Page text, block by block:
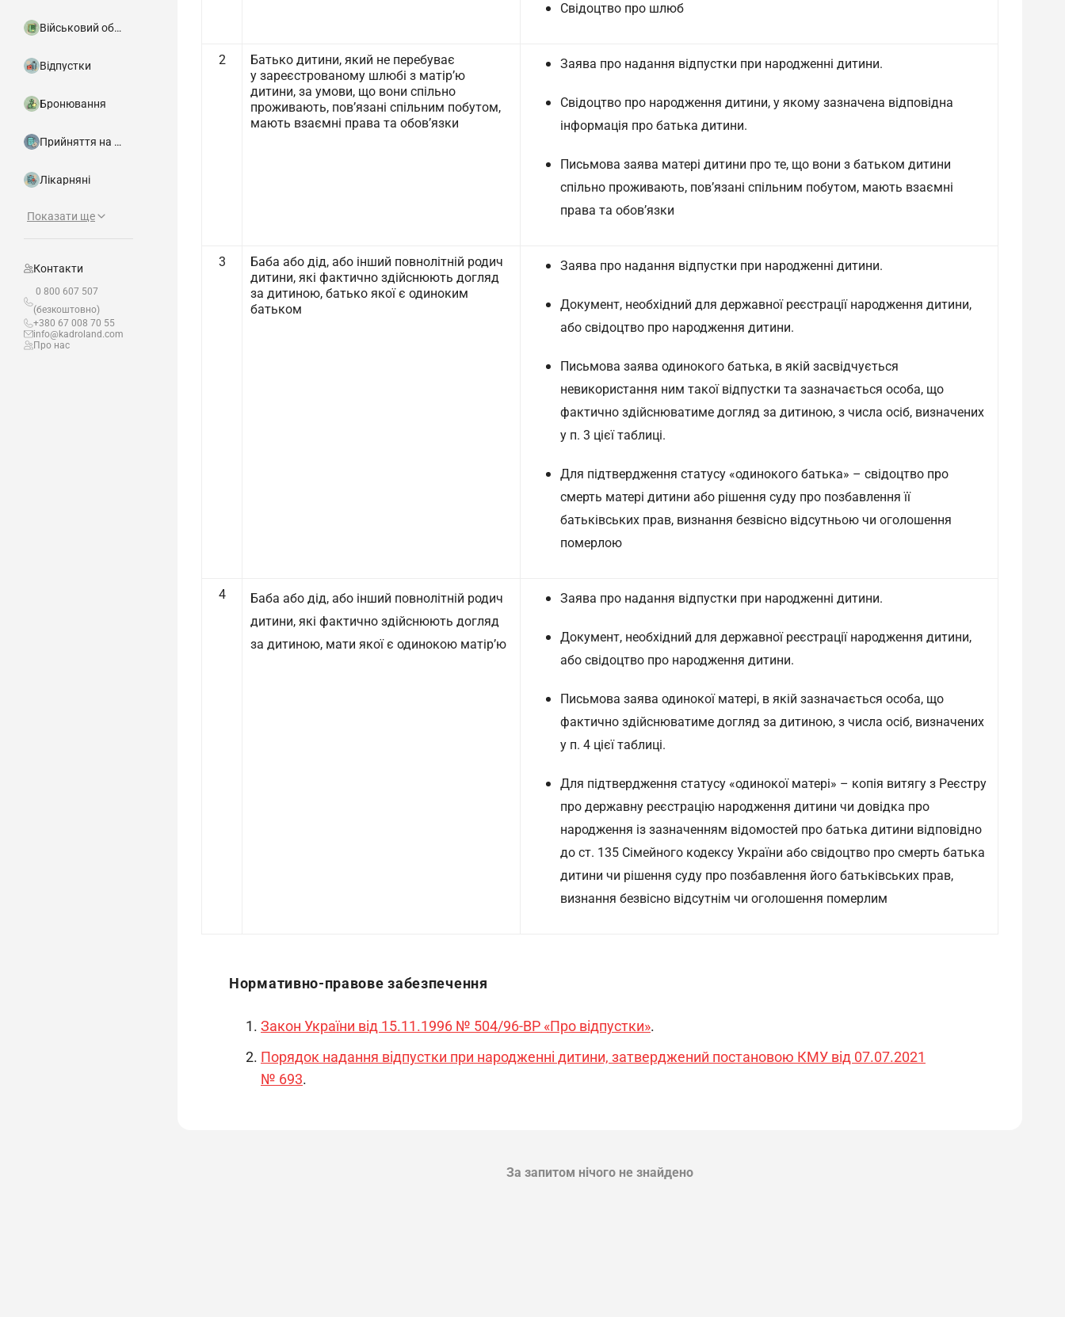
Військовий облік
Відпустки
Бронювання
Прийняття на роботу
Лікарняні
Показати ще
Контакти
0 800 607 507
(безкоштовно)
+380 67 008 70 55
info@kadroland.com
Про нас
Свідоцтво про шлюб
2
Батько дитини, який не перебуває
у зареєстрованому шлюбі з матір’ю
дитини, за умови, що вони спільно
проживають, пов’язані спільним побутом,
мають взаємні права та обов’язки
Заява про надання відпустки при народженні дитини.
Свідоцтво про народження дитини, у якому зазначена відповідна
інформація про батька дитини.
Письмова заява матері дитини про те, що вони з батьком дитини
спільно проживають, пов’язані спільним побутом, мають взаємні
права та обов’язки
3
Баба або дід, або інший повнолітній родич
дитини, які фактично здійснюють догляд
за дитиною, батько якої є одиноким
батьком
Заява про надання відпустки при народженні дитини.
Документ, необхідний для державної реєстрації народження дитини,
або свідоцтво про народження дитини.
Письмова заява одинокого батька, в якій засвідчується
невикористання ним такої відпустки та зазначається особа, що
фактично здійснюватиме догляд за дитиною, з числа осіб, визначених
у п. 3 цієї таблиці.
Для підтвердження статусу «одинокого батька» – свідоцтво про
смерть матері дитини або рішення суду про позбавлення її
батьківських прав, визнання безвісно відсутньою чи оголошення
померлою
4
Баба або дід, або інший повнолітній родич
дитини, які фактично здійснюють догляд
за дитиною, мати якої є одинокою матір’ю
Заява про надання відпустки при народженні дитини.
Документ, необхідний для державної реєстрації народження дитини,
або свідоцтво про народження дитини.
Письмова заява одинокої матері, в якій зазначається особа, що
фактично здійснюватиме догляд за дитиною, з числа осіб, визначених
у п. 4 цієї таблиці.
Для підтвердження статусу «одинокої матері» – копія витягу з Реєстру
про державну реєстрацію народження дитини чи довідка про
народження із зазначенням відомостей про батька дитини відповідно
до ст. 135 Сімейного кодексу України або свідоцтво про смерть батька
дитини чи рішення суду про позбавлення його батьківських прав,
визнання безвісно відсутнім чи оголошення померлим
Нормативно-правове забезпечення
Закон України від 15.11.1996 № 504/96-ВР «Про відпустки».
Порядок надання відпустки при народженні дитини, затверджений постановою КМУ від 07.07.2021
№ 693.
За запитом нічого не знайдено